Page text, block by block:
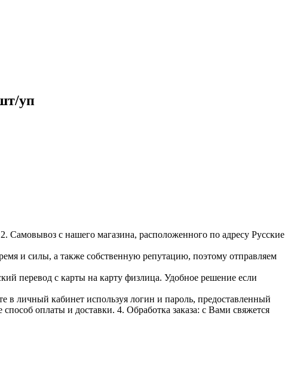
уп
с нашего магазина, расположенного по адресу Русские
и силы, а также собственную репутацию, поэтому отправляем
перевод с карты на карту физлица. Удобное решение если
в личный кабинет используя логин и пароль, предоставленный
оплаты и доставки. 4. Обработка заказа: с Вами свяжется